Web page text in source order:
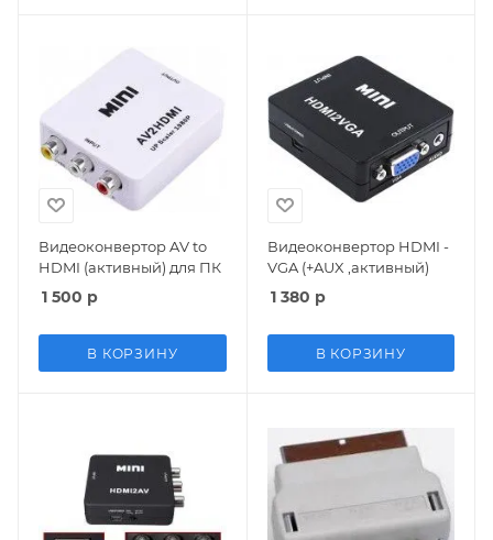
Видеоконвертор AV to
HDMI (активный) для ПК
1 500 р
В КОРЗИНУ
Видеоконвертор HDMI -
VGA (+AUX ,активный)
1 380 р
В КОРЗИНУ